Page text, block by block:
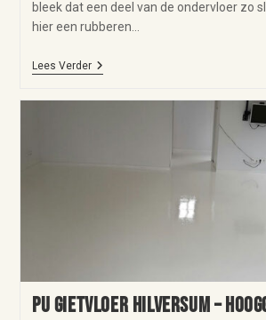
bleek dat een deel van de ondervloer zo
hier een rubberen…
Lees Verder
PU gietvloer Hilversum –